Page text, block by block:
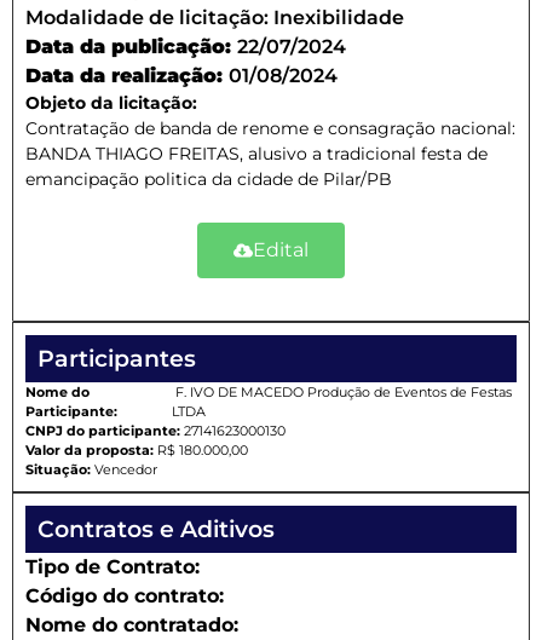
Modalidade de licitação: Inexibilidade
Data da publicação: 22/07/2024
Data da realização: 01/08/2024
Objeto da licitação:
Contratação de banda de renome e consagração nacional:
BANDA THIAGO FREITAS, alusivo a tradicional festa de
emancipação politica da cidade de Pilar/PB
Edital
Participantes
Nome do
Participante:
F. IVO DE MACEDO Produção de Eventos de Festas
LTDA
CNPJ do participante: 27141623000130
Valor da proposta: R$ 180.000,00
Situação: Vencedor
Contratos e Aditivos
Tipo de Contrato:
Código do contrato:
Nome do contratado: